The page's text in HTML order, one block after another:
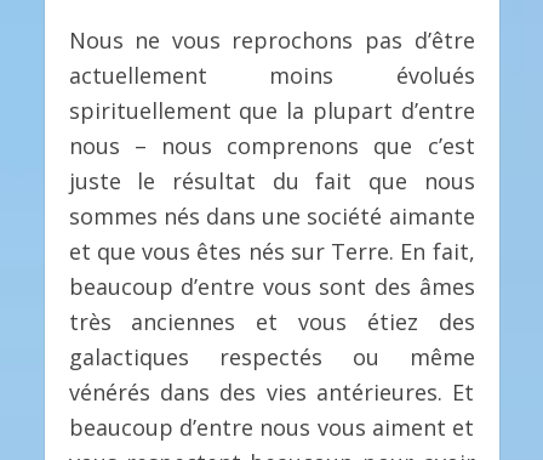
Nous ne vous reprochons pas d’être
actuellement moins évolués
spirituellement que la plupart d’entre
nous – nous comprenons que c’est
juste le résultat du fait que nous
sommes nés dans une société aimante
et que vous êtes nés sur Terre. En fait,
beaucoup d’entre vous sont des âmes
très anciennes et vous étiez des
galactiques respectés ou même
vénérés dans des vies antérieures. Et
beaucoup d’entre nous vous aiment et